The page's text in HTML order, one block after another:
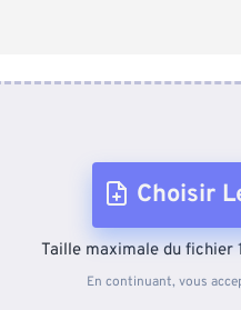
Choisir
Taille maximale du fichier
En continuant, vous